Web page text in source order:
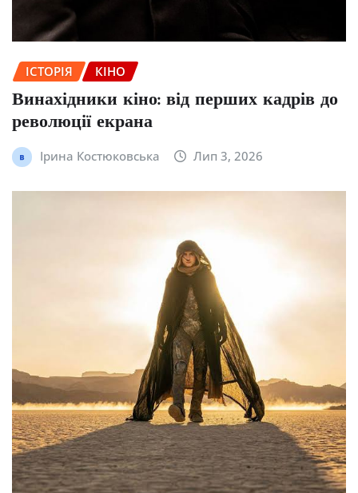
ІСТОРІЯ КІНО
Винахідники кіно: від перших кадрів до
революції екрана
Ірина Костюковська Лип 3, 2026